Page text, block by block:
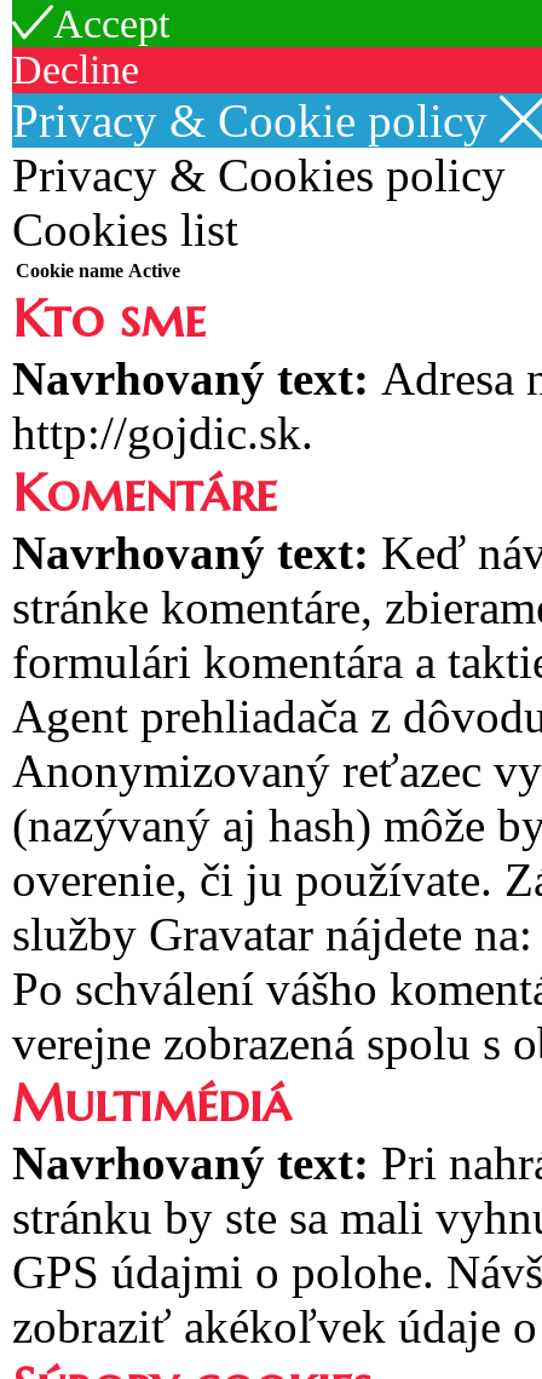
Accept
Decline
Privacy & Cookie policy
Privacy & Cookies policy
Cookies list
Cookie name Active
Kto sme
Navrhovaný text: Adresa
http://gojdic.sk.
Komentáre
Navrhovaný text: Keď
stránke komentáre,
formulári komentára a
Agent prehliadača z
Anonymizovaný reťazec
(nazývaný aj hash) môže
overenie, či ju používate.
služby Gravatar nájdete
Po schválení vášho
verejne zobrazená spolu s
Multimédiá
Navrhovaný text: Pri
stránku by ste sa mali
GPS údajmi o polohe.
zobraziť akékoľvek údaje